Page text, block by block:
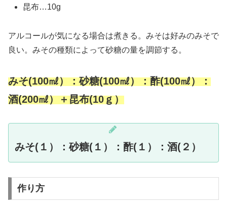
昆布…10g
アルコールが気になる場合は煮きる。みそは好みのみそで
良い。みその種類によって砂糖の量を調節する。
みそ(100㎖）：砂糖(100㎖）：酢(100㎖）：
酒(200㎖）＋昆布(10ｇ）
みそ(１）：砂糖(１）：酢(１）：酒(２）
作り方